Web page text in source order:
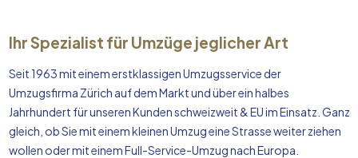
Ihr Spezialist für Umzüge jeglicher Art
Seit 1963 mit einem erstklassigen Umzugsservice der
Umzugsfirma Zürich auf dem Markt und über ein halbes
Jahrhundert für unseren Kunden schweizweit & EU im Einsatz. Ganz
gleich, ob Sie mit einem kleinen Umzug eine Strasse weiter ziehen
wollen oder mit einem Full-Service-Umzug nachEuropa